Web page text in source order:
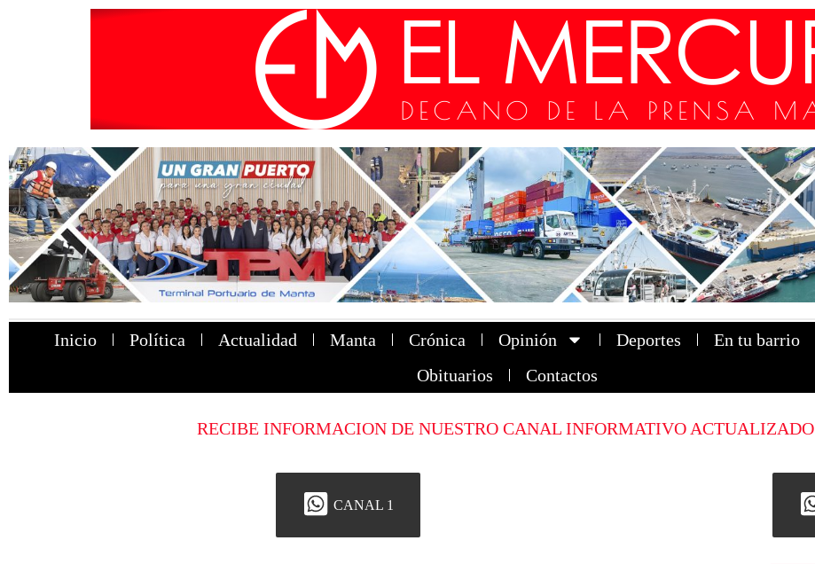
Inicio Política Actualidad Manta Crónica Opinión Deportes En tu barrio
Obituarios
Contactos
RECIBE INFORMACION DE NUESTRO CANAL INFORMATIVO ACTUALIZADO
CANAL 1